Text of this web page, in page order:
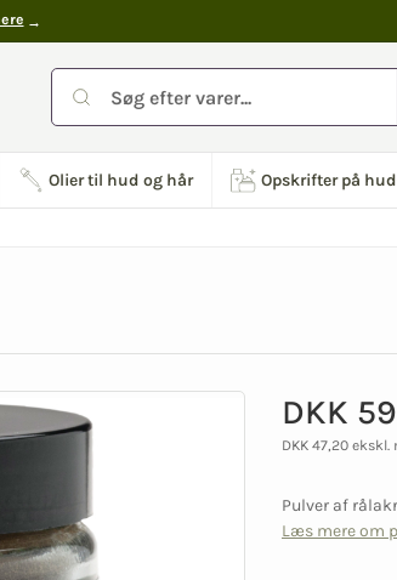
Olier til hud og hår Opskrifter på
DKK
DKK 47,20 ekskl.
Pulver af
Læs mere om